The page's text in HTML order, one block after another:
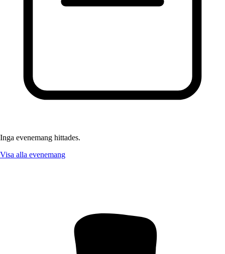
Inga evenemang hittades.
Visa alla evenemang